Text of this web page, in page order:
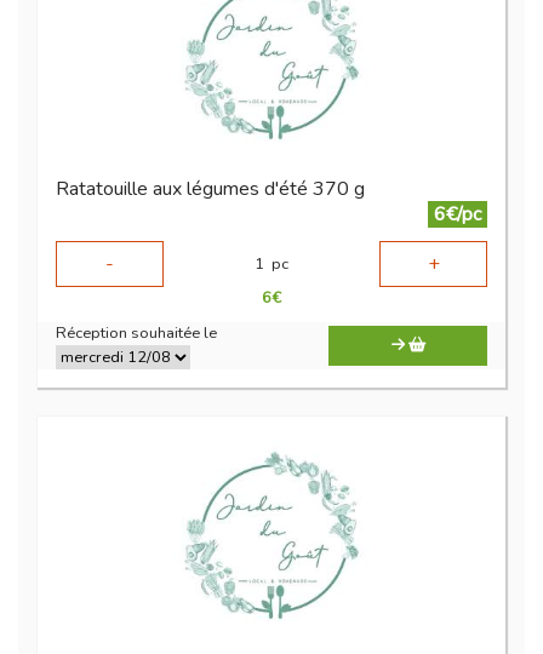
Ratatouille aux légumes d'été 370 g
6€/pc
-
1 pc +
6€
Réception souhaitée le